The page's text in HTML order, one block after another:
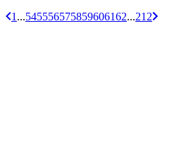
1 ...545556575859606162...212